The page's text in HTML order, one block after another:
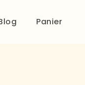
Panier